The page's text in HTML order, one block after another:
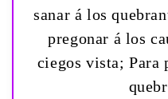
sanar á los
pregonar á los
ciegos vista; Para